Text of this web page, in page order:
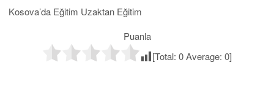
Kosova’da Eğitim Uzaktan Eğitim
Puanla
[Total: 0Average: 0]